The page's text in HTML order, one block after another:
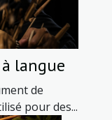
langue
de
pour des...